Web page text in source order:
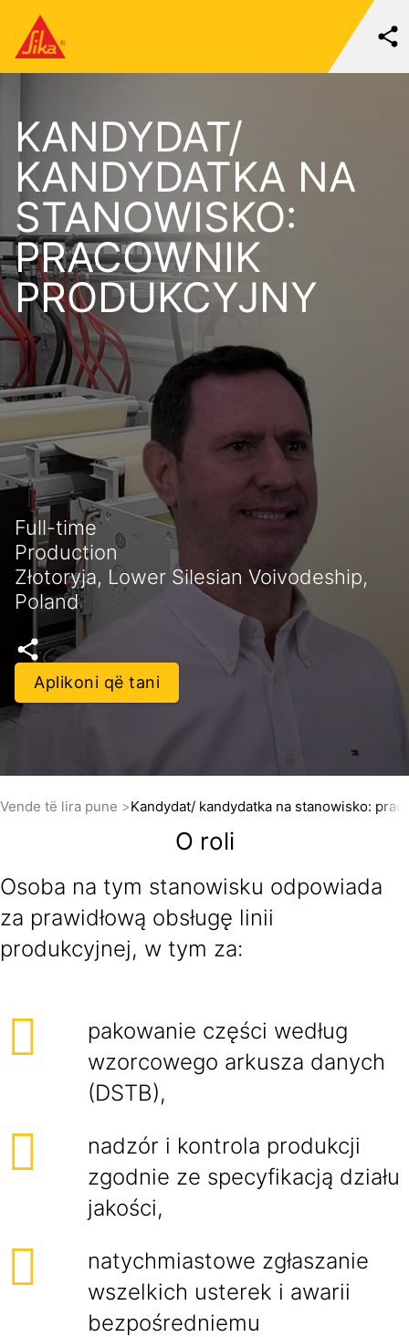
KANDYDAT/
KANDYDATKA NA
STANOWISKO:
PRACOWNIK
PRODUKCYJNY
Full-time
Production
Złotoryja, Lower Silesian Voivodeship,
Poland
Aplikoni që tani
Vende të lira pune Kandydat/ kandydatka na stanowisko:
O roli
Osoba na tym stanowisku odpowiada
za prawidłową obsługę linii
produkcyjnej, w tym za:
pakowanie części według
wzorcowego arkusza danych
(DSTB),
nadzór i kontrola produkcji
zgodnie ze specyfikacją działu
jakości,
natychmiastowe zgłaszanie
wszelkich usterek i awarii
bezpośredniemu